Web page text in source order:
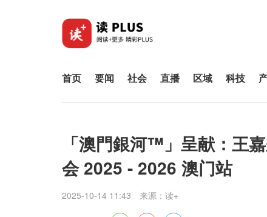
首页 要闻 社会 直播 区域 科技
「澳門銀河™」呈献：王
会 2025 - 2026 澳门站
2025-10-14 11:43 来源： 读+